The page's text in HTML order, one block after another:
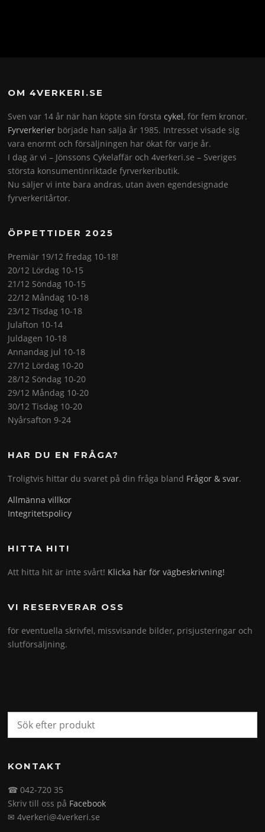
OM 4VERKERI.SE
Sven var 14 år när han köpte sin förstacykel, för fem kronor.
Fyrverkerier började han sälja år 1985. Intresset visade sig
vara enormt och försäljningen har ökat för varje år.
I dag är vi – Jönssons Cykelaffär och 4verkeri.se – Sveriges
största konsumentinriktade fyrverkeributik.
Nu säljer vi inte bara andras, utan även egendesignade
fyrverkeritårtor.
ÖPPETTIDER 2025
Premiär 19/12 fredag 10-18!
20/12 Lördag 10-15
21/12 Söndag 10-15
22/12 Måndag 10-18
23/12 Tisdag 10-18
Julafton 10-14
Juldagen 10-18
Annandag jul 10-18
27/12 Lördag 10-20
28/12 Söndag 10-20
29/12 Måndag 10-20
30/12 Tisdag 10-20
Nyårsafton 9-24
HAR DU EN FRÅGA?
Troligtvis hittar du svaret på din fråga bland Frågor & svar.
Allmänna villkor
Integritetspolicy
HITTA HIT!
Att hitta hit är inte svårt! Klicka här för vägbeskrivning!
VI RESERVERAR OSS
för eventuella skrivfel, missvisande bilder, prisjusteringar och
slutförsäljning.
KONTAKT
☎ 042-720 35
Skriv till oss på Facebook
✉ 4verkeri@4verkeri.se